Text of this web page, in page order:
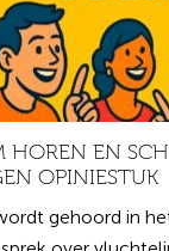
HOREN EN
OPINIESTUK
gehoord in